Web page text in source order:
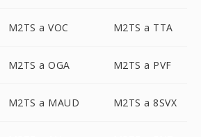
M2TS a VOC M2TS a TTA
M2TS a OGA M2TS a PVF
M2TS a MAUD M2TS a 8SVX